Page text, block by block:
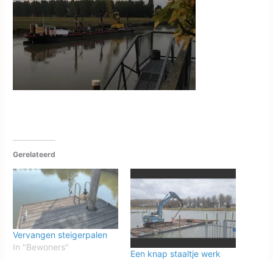
Gerelateerd
Vervangen steigerpalen
In "Bewoners"
Een knap staaltje werk